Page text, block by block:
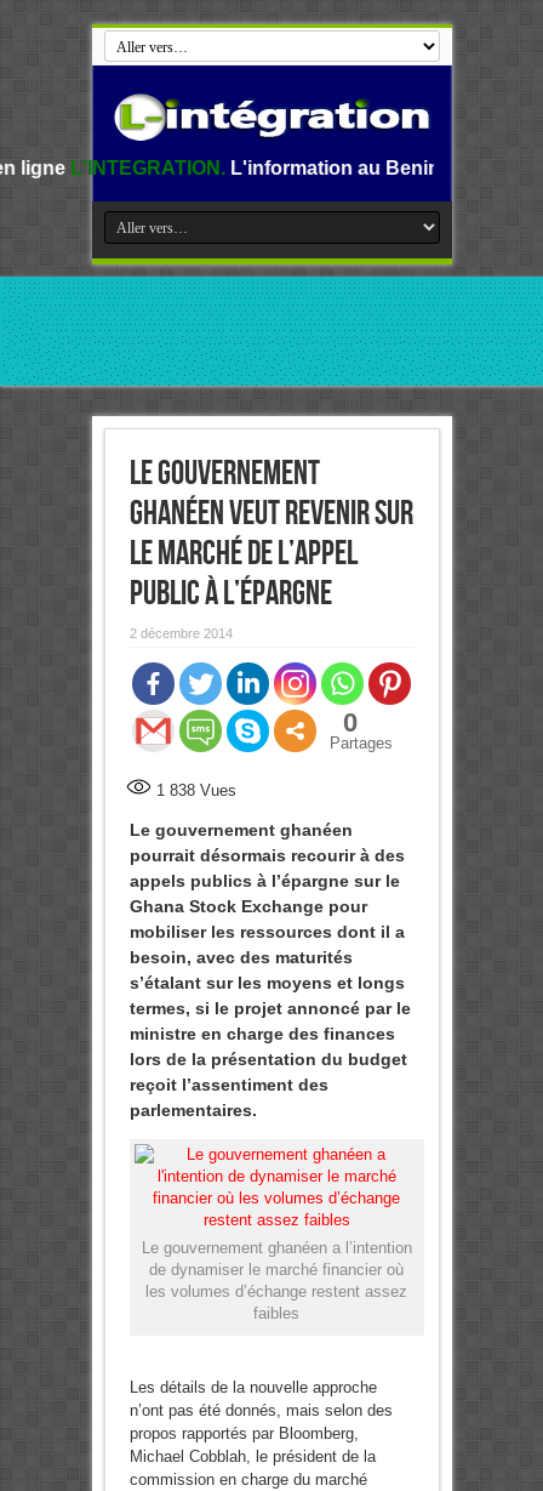
L'information au Benin, en Afrique et dans le
Le gouvernement
ghanéen veut revenir sur
le marché de l’appel
public à l’épargne
2 décembre 2014
0
Partages
1 838Vues
Le gouvernement ghanéen
pourrait désormais recourir à des
appels publics à l’épargne sur le
Ghana Stock Exchange pour
mobiliser les ressources dont il a
besoin, avec des maturités
s’étalant sur les moyens et longs
termes, si le projet annoncé par le
ministre en charge des finances
lors de la présentation du budget
reçoit l’assentiment des
parlementaires.
Le gouvernement ghanéen a l’intention
de dynamiser le marché financier où
les volumes d’échange restent assez
faibles
Les détails de la nouvelle approche
n’ont pas été donnés, mais selon des
propos rapportés par Bloomberg,
Michael Cobblah, le président de la
commission en charge du marché